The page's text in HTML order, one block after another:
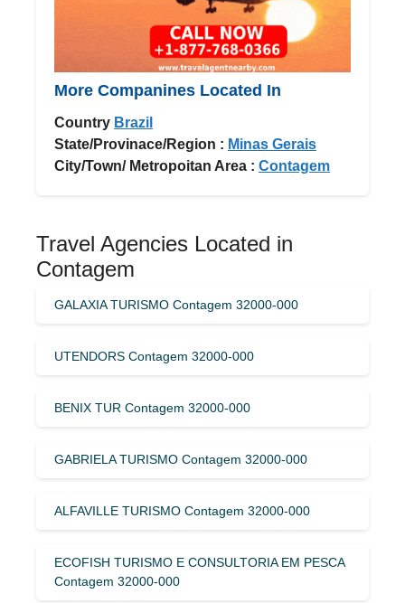
More Companines Located In
Country Brazil
State/Provinace/Region : Minas Gerais
City/Town/ Metropoitan Area : Contagem
Travel Agencies Located in
Contagem
GALAXIA TURISMO Contagem 32000-000
UTENDORS Contagem 32000-000
BENIX TUR Contagem 32000-000
GABRIELA TURISMO Contagem 32000-000
ALFAVILLE TURISMO Contagem 32000-000
ECOFISH TURISMO E CONSULTORIA EM PESCA
Contagem 32000-000